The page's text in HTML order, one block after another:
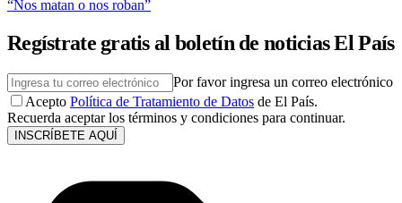
“Nos matan o nos roban”
Regístrate gratis al boletín de noticias El País
Por favor ingresa un correo electrónico
Acepto Política de Tratamiento de Datos de El País.
Recuerda aceptar los términos y condiciones para continuar.
INSCRÍBETE AQUÍ